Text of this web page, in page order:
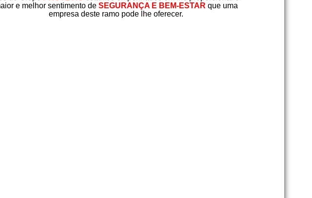
e melhor sentimento de SEGURANÇA E BEM-ESTAR que uma
empresa deste ramo pode lhe oferecer.